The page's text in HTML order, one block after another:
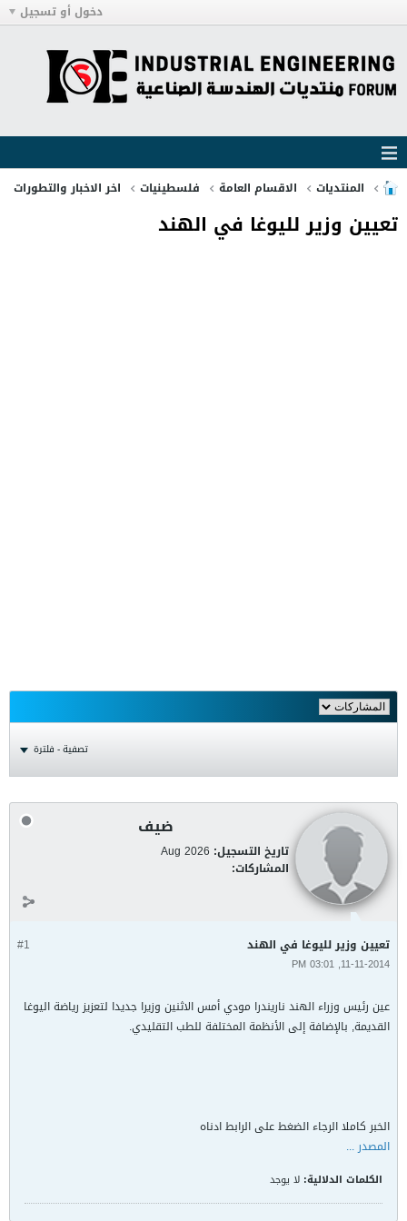
دخول أو تسجيل
المنتديات الاقسام العامة فلسطينيات اخر الاخبار والتطورات
تعيين وزير لليوغا في الهند
تصفية - فلترة
ضيف
تاريخ التسجيل: Aug 2026
المشاركات:
#1 تعيين وزير لليوغا في الهند
11-11-2014, 03:01 PM
عين رئيس وزراء الهند ناريندرا مودي أمس الاثنين وزيرا جديدا لتعزيز رياضة اليوغا
القديمة, بالإضافة إلى الأنظمة المختلفة للطب التقليدي.
الخبر كاملا الرجاء الضغط على الرابط ادناه
المصدر ...
الكلمات الدلالية: لا يوجد